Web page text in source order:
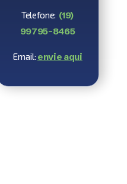
Telefone: (19)
99795-8465
Email: envie aqui